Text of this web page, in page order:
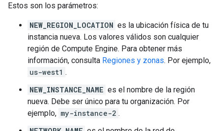
Estos son los parámetros:
NEW_REGION_LOCATION es la ubicación física de tu
instancia nueva. Los valores válidos son cualquier
región de Compute Engine. Para obtener más
información, consulta Regiones y zonas. Por ejemplo,
us-west1 .
NEW_INSTANCE_NAME es el nombre de la región
nueva. Debe ser único para tu organización. Por
ejemplo, my-instance-2 .